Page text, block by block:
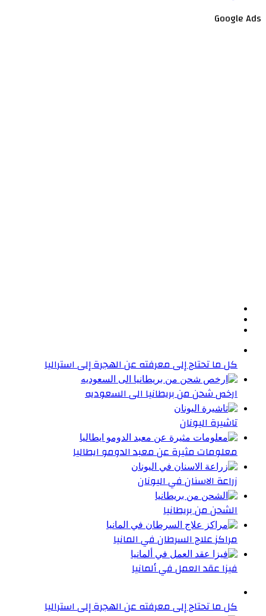
Google Ads
كل ما تحتاج إلى معرفته عن الهجرة إلى استراليا
ارخص شحن من بريطانيا الى السعوديه
تاشيرة اليونان
معلومات مثيرة عن معبد الدومو ايطاليا
زراعة الاسنان في اليونان
الشحن من بريطانيا
مراكز علاج السرطان في المانيا
فيزا عقد العمل في ألمانيا
كل ما تحتاج إلى معرفته عن الهجرة إلى استراليا